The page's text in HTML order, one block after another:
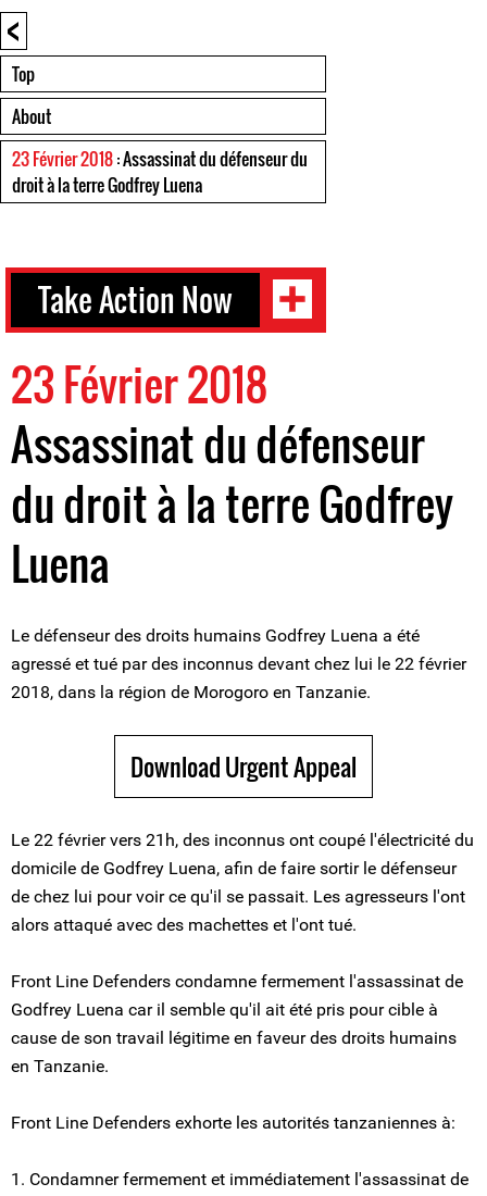
<
Top
About
23 Février 2018: Assassinat du défenseur du
droit à la terre Godfrey Luena
Take Action Now
23 Février 2018
Assassinat du défenseur
du droit à la terre Godfrey
Luena
Le défenseur des droits humains Godfrey Luena a été
agressé et tué par des inconnus devant chez lui le 22 février
2018, dans la région de Morogoro en Tanzanie.
Download Urgent Appeal
Le 22 février vers 21h, des inconnus ont coupé l'électricité du
domicile de Godfrey Luena, afin de faire sortir le défenseur
de chez lui pour voir ce qu'il se passait. Les agresseurs l'ont
alors attaqué avec des machettes et l'ont tué.
Front Line Defenders condamne fermement l'assassinat de
Godfrey Luena car il semble qu'il ait été pris pour cible à
cause de son travail légitime en faveur des droits humains
en Tanzanie.
Front Line Defenders exhorte les autorités tanzaniennes à:
1. Condamner fermement et immédiatement l'assassinat de